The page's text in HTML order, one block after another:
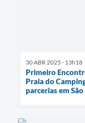
30 ABR 2025 - 13h18
Primeiro
Praia do
parcerias em